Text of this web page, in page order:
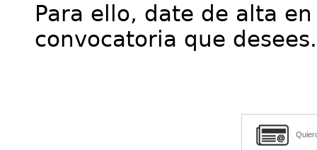
Para ello, date de alta
convocatoria que desees.